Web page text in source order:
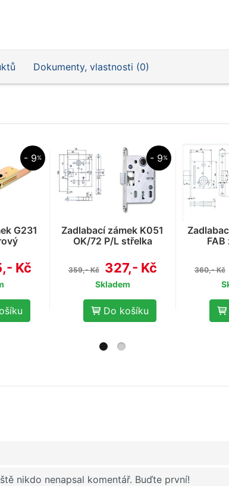
Dokumenty, vlastnosti (0)
- 9%
G231
Kč
- 9%
Zadlabací zámek K051
OK/72 P/L střelka
359,- Kč 327,- Kč
Do košíku
Skladem
360,- Kč
nikdo nenapsal komentář. Buďte první!